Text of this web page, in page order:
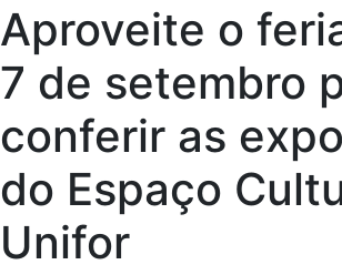
Aproveite o
7 de setembro
conferir as
do Espaço
Unifor